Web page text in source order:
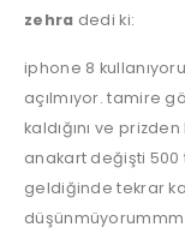
zehra dedi ki:
iphone 8
açılmıyor. tamire
kaldığını ve
anakart değişti 500
geldiğinde tekrar
düşünmüyorummm